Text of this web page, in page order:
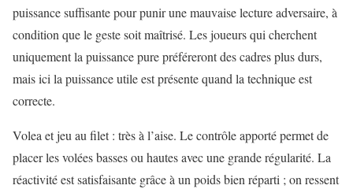
puissance suffisante pour punir une mauvaise lecture adversaire, à
condition que le geste soit maîtrisé. Les joueurs qui cherchent
uniquement la puissance pure préféreront des cadres plus durs,
mais ici la puissance utile est présente quand la technique est
correcte.
Volea et jeu au filet : très à l’aise. Le contrôle apporté permet de
placer les volées basses ou hautes avec une grande régularité. La
réactivité est satisfaisante grâce à un poids bien réparti ; on ressent